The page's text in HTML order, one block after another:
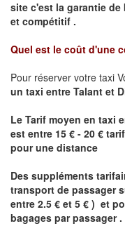
site c'est la garantie de
et compétitif .
Quel est le coût d'une
Pour réserver votre taxi
un taxi entre Talant et
Le Tarif moyen en taxi
est entre 15 € - 20 €
pour une distance
Des suppléments
transport de passager
entre 2.5 € et 5 € ) et
bagages par passager .